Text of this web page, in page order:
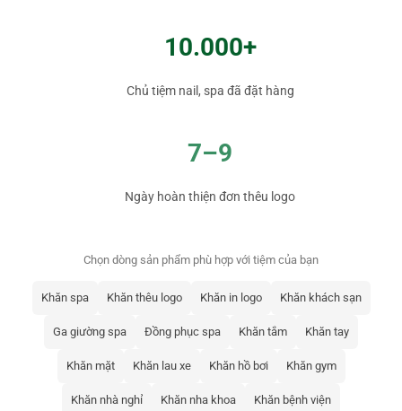
10.000+
Chủ tiệm nail, spa đã đặt hàng
7–9
Ngày hoàn thiện đơn thêu logo
Chọn dòng sản phẩm phù hợp với tiệm của bạn
Khăn spa Khăn thêu logo Khăn in logo Khăn khách sạn
Ga giường spa Đồng phục spa Khăn tắm Khăn tay
Khăn mặt Khăn lau xe Khăn hồ bơi Khăn gym
Khăn nhà nghỉ Khăn nha khoa Khăn bệnh viện